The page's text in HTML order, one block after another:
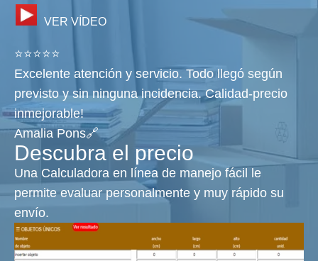
VER VÍDEO
⭐⭐⭐⭐⭐
Excelente atención y servicio. Todo llegó según
previsto y sin ninguna incidencia. Calidad-precio
inmejorable!
Amalia Pons🔗
Descubra el precio
Una Calculadora en línea de manejo fácil le
permite evaluar personalmente y muy rápido su
envío.